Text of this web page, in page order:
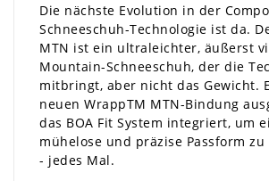
Die nächste Evolution in der
Schneeschuh-Technologie ist da.
MTN ist ein ultraleichter, äußerst
Mountain-Schneeschuh, der die
mitbringt, aber nicht das Gewicht.
neuen WrappTM MTN-Bindung
das BOA Fit System integriert, um
mühelose und präzise Passform
- jedes Mal.